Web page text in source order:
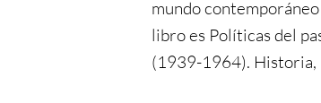
mundo
libro es Políticas del
(1939-1964). Historia,